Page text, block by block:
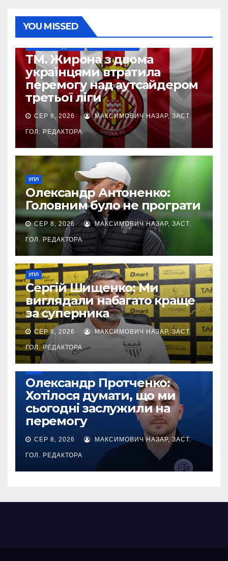
YOU MISSED
ТМ. Жирона з двома
українцями втратила
перемогу над аутсайдером
третьої ліги
СЕР 8, 2026 МАКСИМОВИЧ НАЗАР, ЗАСТ.
ГОЛ. РЕДАКТОРА
УПЛ
Олександр Антоненко:
Головним було не програти
СЕР 8, 2026 МАКСИМОВИЧ НАЗАР, ЗАСТ.
ГОЛ. РЕДАКТОРА
УПЛ
Сергій Шищенко: Ми
виглядали набагато краще
за суперника
СЕР 8, 2026 МАКСИМОВИЧ НАЗАР, ЗАСТ.
ГОЛ. РЕДАКТОРА
Олександр Протченко:
Хотілося думати, що ми
сьогодні заслужили на
перемогу
СЕР 8, 2026 МАКСИМОВИЧ НАЗАР, ЗАСТ.
ГОЛ. РЕДАКТОРА